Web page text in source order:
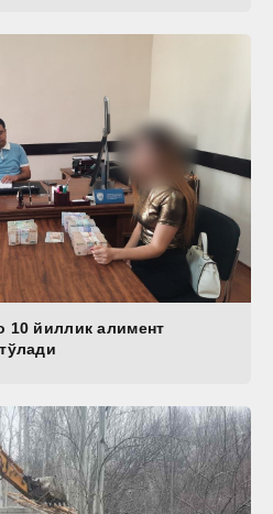
10 йиллик алимент